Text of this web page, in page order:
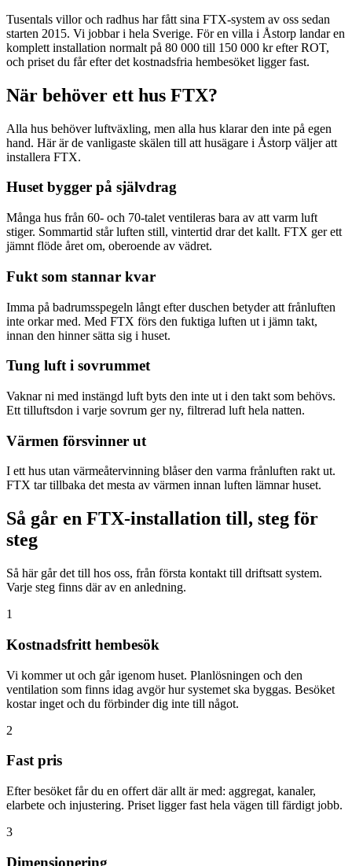
Tusentals villor och radhus har fått sina FTX-system av oss sedan
starten 2015. Vi jobbar i hela Sverige. För en villa i Åstorp landar en
komplett installation normalt på 80 000 till 150 000 kr efter ROT,
och priset du får efter det kostnadsfria hembesöket ligger fast.
När behöver ett hus FTX?
Alla hus behöver luftväxling, men alla hus klarar den inte på egen
hand. Här är de vanligaste skälen till att husägare i Åstorp väljer att
installera FTX.
Huset bygger på självdrag
Många hus från 60- och 70-talet ventileras bara av att varm luft
stiger. Sommartid står luften still, vintertid drar det kallt. FTX ger ett
jämnt flöde året om, oberoende av vädret.
Fukt som stannar kvar
Imma på badrumsspegeln långt efter duschen betyder att frånluften
inte orkar med. Med FTX förs den fuktiga luften ut i jämn takt,
innan den hinner sätta sig i huset.
Tung luft i sovrummet
Vaknar ni med instängd luft byts den inte ut i den takt som behövs.
Ett tilluftsdon i varje sovrum ger ny, filtrerad luft hela natten.
Värmen försvinner ut
I ett hus utan värmeåtervinning blåser den varma frånluften rakt ut.
FTX tar tillbaka det mesta av värmen innan luften lämnar huset.
Så går en FTX-installation till, steg för
steg
Så här går det till hos oss, från första kontakt till driftsatt system.
Varje steg finns där av en anledning.
1
Kostnadsfritt hembesök
Vi kommer ut och går igenom huset. Planlösningen och den
ventilation som finns idag avgör hur systemet ska byggas. Besöket
kostar inget och du förbinder dig inte till något.
2
Fast pris
Efter besöket får du en offert där allt är med: aggregat, kanaler,
elarbete och injustering. Priset ligger fast hela vägen till färdigt jobb.
3
Dimensionering